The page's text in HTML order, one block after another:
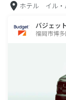
ホテル イル・
バジェッ
福岡市博